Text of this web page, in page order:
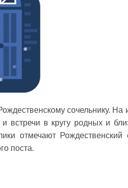
сочельнику. На
встречи в кругу родных и
отмечают Рождественский
поста.